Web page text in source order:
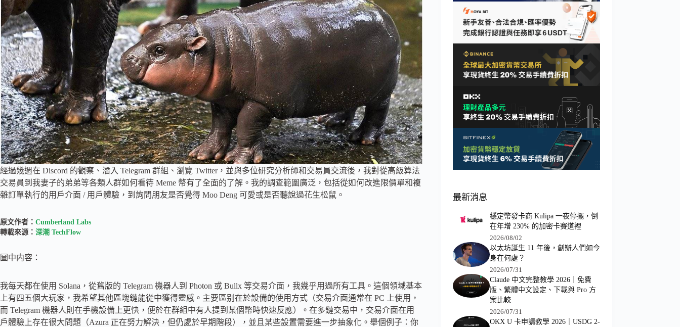
經過幾週在 Discord 的觀察、潛入 Telegram 群組、瀏覽 Twitter，並與多位研究分析師和交易員交流後，我對從高級算法
交易員到我妻子的弟弟等各類人群如何看待 Meme 幣有了全面的了解。我的調查範圍廣泛，包括從如何改進限價單和複
雜訂單執行的用戶介面 / 用戶體驗，到詢問朋友是否覺得 Moo Deng 可愛或是否聽說過花生松鼠。
原文作者： Cumberland Labs
轉載來源： 深潮 TechFlow
圖中内容：
我每天都在使用 Solana，從舊版的 Telegram 機器人到 Photon 或 Bullx 等交易介面，我幾乎用過所有工具。這個領域基本
上有四五個大玩家，我希望其他區塊鏈能從中獲得靈感。主要區别在於設備的使用方式（交易介面通常在 PC 上使用，
而 Telegram 機器人則在手機設備上更快，便於在群組中有人提到某個幣時快速反應）。在多鏈交易中，交易介面在用
戶體驗上存在很大問題（Azura 正在努力解決，但仍處於早期階段），並且某些設置需要進一步抽象化。舉個例子：你
最新消息
穩定幣發卡商 Kulipa 一夜停擺，倒
在年增 230% 的加密卡賽道裡
2026/08/02
以太坊誕生 11 年後，創辦人們如今
身在何處？
2026/07/31
Claude 中文完整教學 2026｜免費
版、繁體中文設定、下載與 Pro 方
案比較
2026/07/31
OKX U 卡申請教學 2026｜USDG 2-